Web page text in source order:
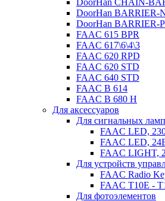
DoorHan CHAIN-
DoorHan BARRIER-
DoorHan BARRIER-
FAAC 615 BPR
FAAC 617\6\4\3
FAAC 620 RPD
FAAC 620 STD
FAAC 640 STD
FAAC B 614
FAAC B 680 H
Для аксессуаров
Для сигнальных ламп
FAAC LED,
FAAC LED,
FAAC LIGHT,
Для устройств
FAAC Radio
FAAC T10E -
Для фотоэлементов